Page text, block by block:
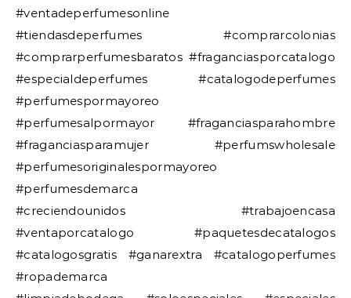
#ventadeperfumesonline
#tiendasdeperfumes #comprarcolonias
#comprarperfumesbaratos #fraganciasporcatalogo
#especialdeperfumes #catalogodeperfumes
#perfumespormayoreo
#perfumesalpormayor #fraganciasparahombre
#fraganciasparamujer #perfumswholesale
#perfumesoriginalespormayoreo
#perfumesdemarca
#creciendounidos #trabajoencasa
#ventaporcatalogo #paquetesdecatalogos
#catalogosgratis #ganarextra #catalogoperfumes
#ropademarca